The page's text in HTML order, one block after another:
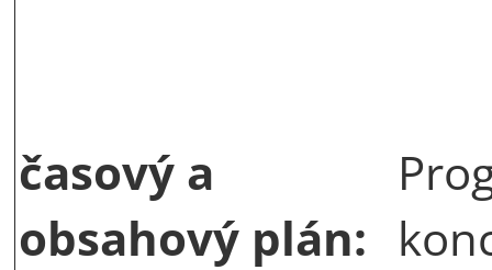
časový a
obsahový plán: